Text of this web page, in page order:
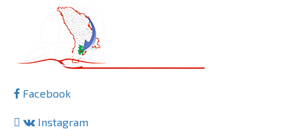
Facebook
Instagram